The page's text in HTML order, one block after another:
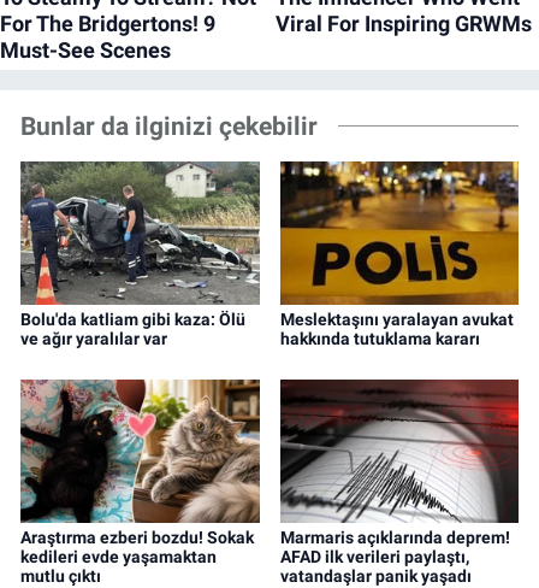
Bunlar da ilginizi çekebilir
Bolu'da katliam gibi kaza: Ölü
ve ağır yaralılar var
Meslektaşını yaralayan avukat
hakkında tutuklama kararı
Araştırma ezberi bozdu! Sokak
kedileri evde yaşamaktan
mutlu çıktı
Marmaris açıklarında deprem!
AFAD ilk verileri paylaştı,
vatandaşlar panik yaşadı